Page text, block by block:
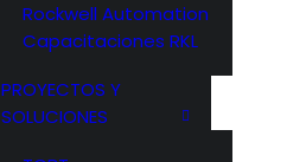
Rockwell Automation
Capacitaciones RKL
PROYECTOS Y
SOLUCIONES